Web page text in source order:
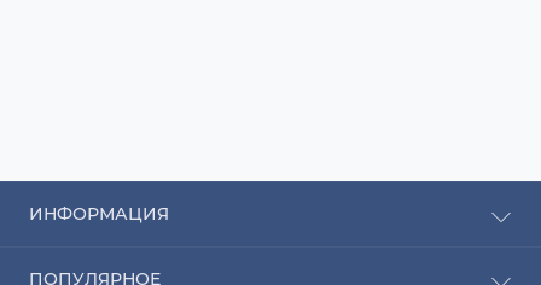
ИНФОРМАЦИЯ
ПОПУЛЯРНОЕ